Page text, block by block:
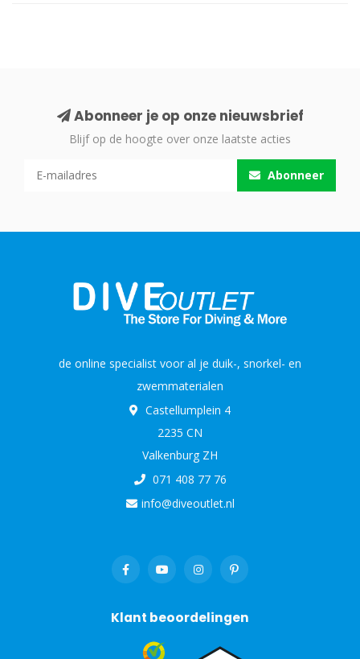
Abonneer je op onze nieuwsbrief
Blijf op de hoogte over onze laatste acties
Abonneer
de online specialist voor al je duik-, snorkel- en
zwemmaterialen
Castellumplein 4
2235 CN
Valkenburg ZH
071 408 77 76
info@diveoutlet.nl
Klant beoordelingen